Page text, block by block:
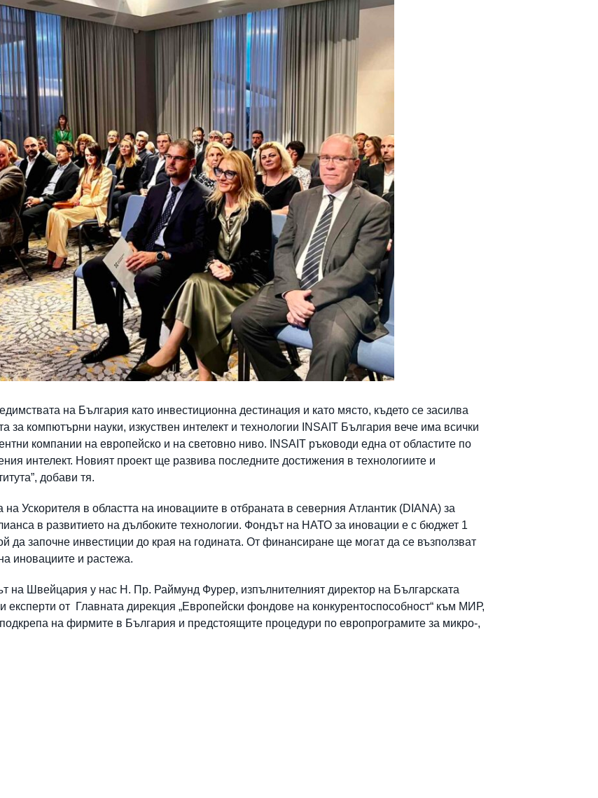
на България като инвестиционна дестинация и като място, където се засилва
за компютърни науки, изкуствен интелект и технологии INSAIT България вече има всички
компании на европейско и на световно ниво. INSAIT ръководи една от областите по
интелект. Новият проект ще развива последните достижения в технологиите и
добави тя.
Ускорителя в областта на иновациите в отбраната в северния Атлантик (DIANA) за
в развитието на дълбоките технологии. Фондът на НАТО за иновации е с бюджет 1
да започне инвестиции до края на годината. От финансиране ще могат да се възползват
иновациите и растежа.
на Швейцария у нас Н. Пр. Раймунд Фурер, изпълнителният директор на Българската
експерти от Главната дирекция „Европейски фондове на конкурентоспособност“ към МИР,
на фирмите в България и предстоящите процедури по европрограмите за микро-,